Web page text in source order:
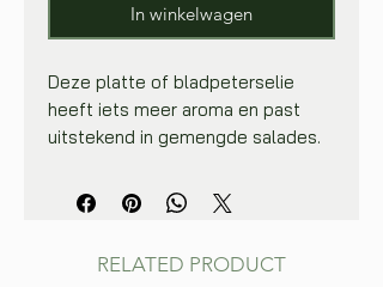
In winkelwagen
Deze platte of bladpeterselie
heeft iets meer aroma en past
uitstekend in gemengde salades.
optimale smaak vers gebruiken.
Zaai peterselie binnenshuis in
zaailingen, als ze nog vrij klein zijn,
RELATED PRODUCT